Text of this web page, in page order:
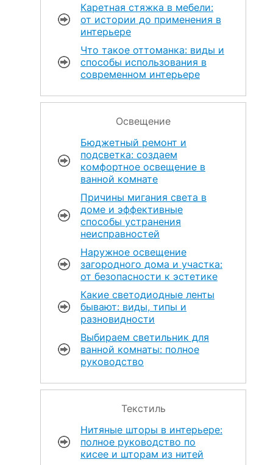
Каретная стяжка в мебели:
от истории до применения в
интерьере
Что такое оттоманка: виды и
способы использования в
современном интерьере
Освещение
Бюджетный ремонт и
подсветка: создаем
комфортное освещение в
ванной комнате
Причины мигания света в
доме и эффективные
способы устранения
неисправностей
Наружное освещение
загородного дома и участка:
от безопасности к эстетике
Какие светодиодные ленты
бывают: виды, типы и
разновидности
Выбираем светильник для
ванной комнаты: полное
руководство
Текстиль
Нитяные шторы в интерьере:
полное руководство по
кисее и шторам из нитей